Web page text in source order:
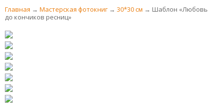
Главная → Мастерская фотокниг → 30*30 см → Шаблон «Любовь
до кончиков ресниц»